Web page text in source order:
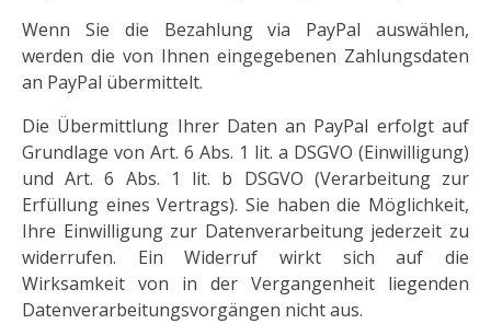
Wenn Sie die Bezahlung via PayPal auswählen,
werden die von Ihnen eingegebenen Zahlungsdaten
an PayPal übermittelt.
Die Übermittlung Ihrer Daten an PayPal erfolgt auf
Grundlage von Art. 6 Abs. 1 lit. a DSGVO (Einwilligung)
und Art. 6 Abs. 1 lit. b DSGVO (Verarbeitung zur
Erfüllung eines Vertrags). Sie haben die Möglichkeit,
Ihre Einwilligung zur Datenverarbeitung jederzeit zu
widerrufen. Ein Widerruf wirkt sich auf die
Wirksamkeit von in der Vergangenheit liegenden
Datenverarbeitungsvorgängen nicht aus.